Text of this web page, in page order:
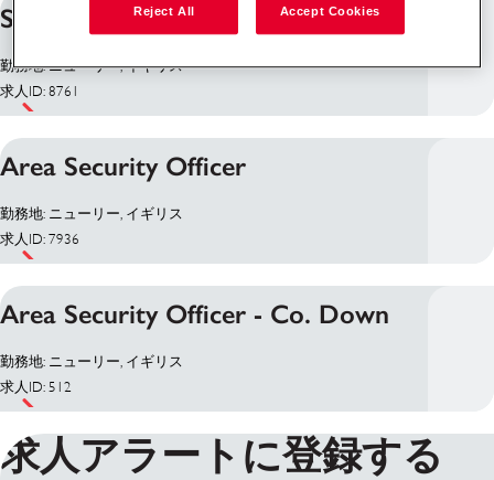
Security Officer
勤務地: ニューリー, イギリス
求人ID: 8761
Area Security Officer
勤務地: ニューリー, イギリス
求人ID: 7936
Area Security Officer - Co. Down
勤務地: ニューリー, イギリス
求人ID: 512
求人アラートに登録する
Reject All Accept Cookies